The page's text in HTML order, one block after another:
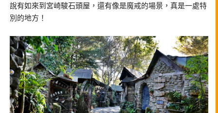
說有如來到宮崎駿石頭屋，還有像是魔戒的場景，真是一處特
別的地方！